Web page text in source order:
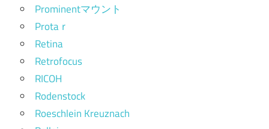
Prominentマウント
Protaｒ
Retina
Retrofocus
RICOH
Rodenstock
Roeschlein Kreuznach